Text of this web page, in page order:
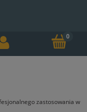
zastosowania w